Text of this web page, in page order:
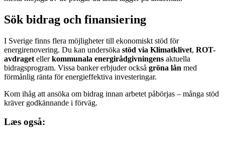
Sök bidrag och finansiering
I Sverige finns flera möjligheter till ekonomiskt stöd för
energirenovering. Du kan undersöka stöd via Klimatklivet, ROT-
avdraget ellerkommunala energirådgivningens aktuella
bidragsprogram. Vissa banker erbjuder också gröna lån med
förmånlig ränta för energieffektiva investeringar.
Kom ihåg att ansöka om bidrag innan arbetet påbörjas – många stöd
kräver godkännande i förväg.
Læs også: